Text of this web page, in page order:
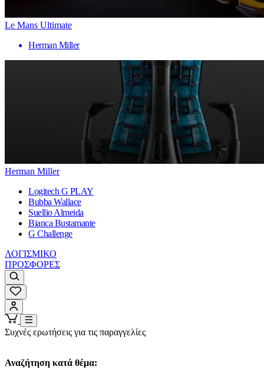
Le Mans Ultimate
Herman Miller
Herman Miller
Logitech G PLAY
Bubba Wallace
Suellio Almeida
Bianca Bustamante
G Challenge
ΛΟΓΙΣΜΙΚΟ
ΠΡΟΣΦΟΡΕΣ
Συχνές ερωτήσεις για τις παραγγελίες
Αναζήτηση κατά θέμα: